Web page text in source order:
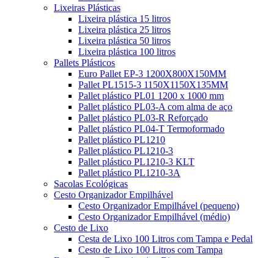
Lixeiras Plásticas
Lixeira plástica 15 litros
Lixeira plástica 25 litros
Lixeira plástica 50 litros
Lixeira plástica 100 litros
Pallets Plásticos
Euro Pallet EP-3 1200X800X150MM
Pallet PL1515-3 1150X1150X135MM
Pallet plástico PL01 1200 x 1000 mm
Pallet plástico PL03-A com alma de aço
Pallet plástico PL03-R Reforçado
Pallet plástico PL04-T Termoformado
Pallet plástico PL1210
Pallet plástico PL1210-3
Pallet plástico PL1210-3 KLT
Pallet plástico PL1210-3A
Sacolas Ecológicas
Cesto Organizador Empilhável
Cesto Organizador Empilhável (pequeno)
Cesto Organizador Empilhável (médio)
Cesto de Lixo
Cesta de Lixo 100 Litros com Tampa e Pedal
Cesto de Lixo 100 Litros com Tampa